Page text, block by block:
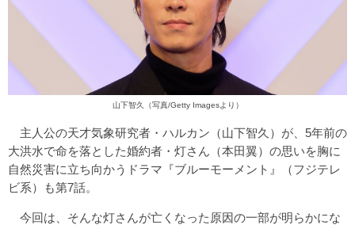
山下智久（写真/Getty Imagesより）
主人公の天才気象研究者・ハルカン（山下智久）が、5年前の
大洪水で命を落とした婚約者・灯さん（本田翼）の思いを胸に
自然災害に立ち向かうドラマ『ブルーモーメント』（フジテレ
ビ系）も第7話。
今回は、そんな灯さんが亡くなった原因の一部が明らかにな